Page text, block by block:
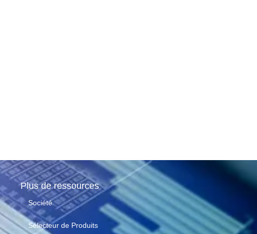
Plus de ressources
Société
Sélecteur de Produits